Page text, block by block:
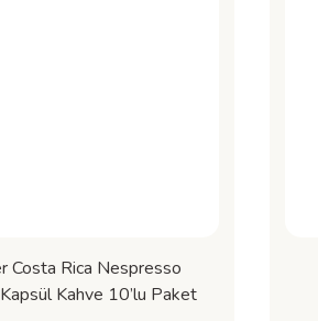
Costa Rica Nespresso
Kahve 10’lu Paket